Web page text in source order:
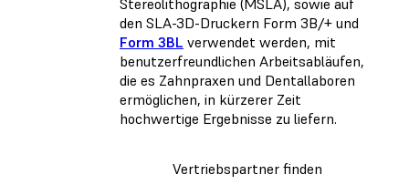
den SLA-3D-Druckern Form 3B/+ und
Form 3BL verwendet werden, mit
benutzerfreundlichen Arbeitsabläufen,
die es Zahnpraxen und Dentallaboren
ermöglichen, in kürzerer Zeit
hochwertige Ergebnisse zu liefern.
Vertriebspartner finden